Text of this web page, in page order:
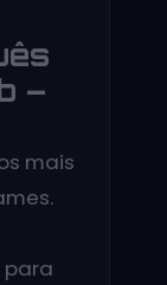
–
mais
para